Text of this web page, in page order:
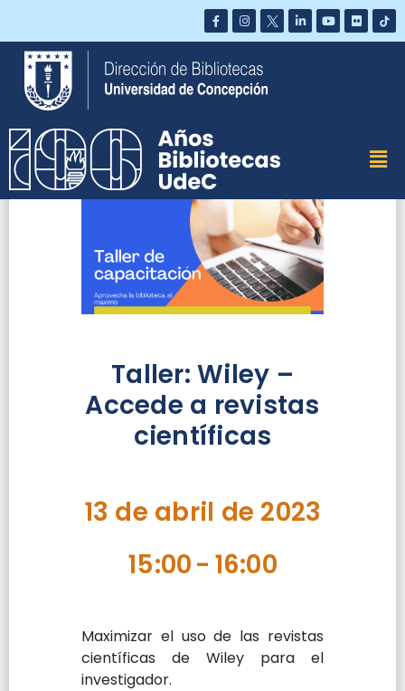
Saltar
contenido
Taller: Wiley –
Accede a revistas
científicas
13 de abril de 2023
15:00- 16:00
Maximizar el uso de las revistas
científicas de Wiley para el
investigador.